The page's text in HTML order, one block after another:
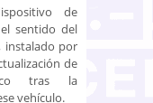
de
sentido del
instalado por
de
tras la
vehículo.